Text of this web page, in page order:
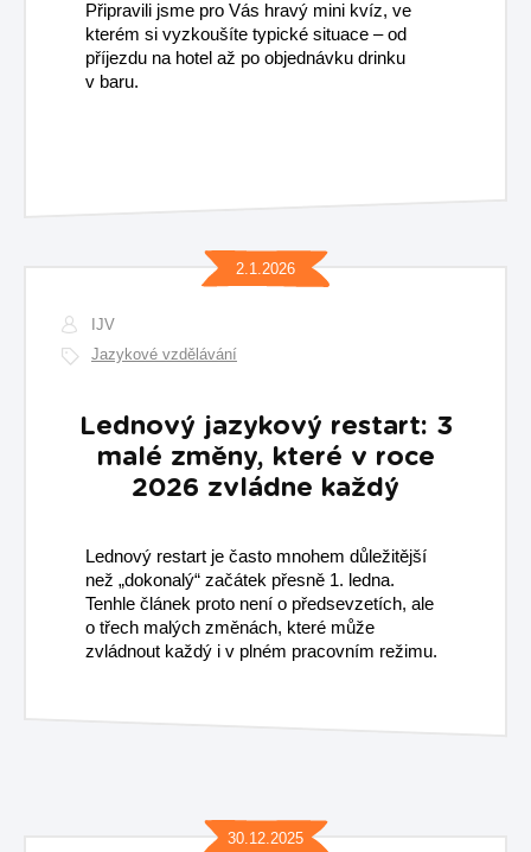
Připravili jsme pro Vás hravý mini kvíz, ve
kterém si vyzkoušíte typické situace – od
příjezdu na hotel až po objednávku drinku
v baru.
2.1.2026
IJV
Jazykové vzdělávání
Lednový jazykový restart: 3
malé změny, které v roce
2026 zvládne každý
Lednový restart je často mnohem důležitější
než „dokonalý“ začátek přesně 1. ledna.
Tenhle článek proto není o předsevzetích, ale
o třech malých změnách, které může
zvládnout každý i v plném pracovním režimu. ​
30.12.2025